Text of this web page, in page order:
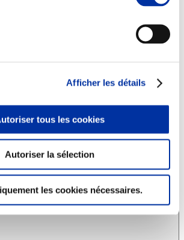
Afficher les détails
tous les cookies
Autoriser la sélection
les cookies nécessaires.
et attractivité des métiers
scientifique
Accords